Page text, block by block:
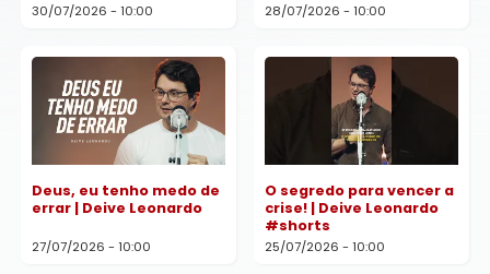
30/07/2026 - 10:00 28/07/2026 - 10:00
Deus, eu tenho medo de
errar | Deive Leonardo
27/07/2026 - 10:00
O segredo para vencer a
crise! | Deive Leonardo
#shorts
25/07/2026 - 10:00